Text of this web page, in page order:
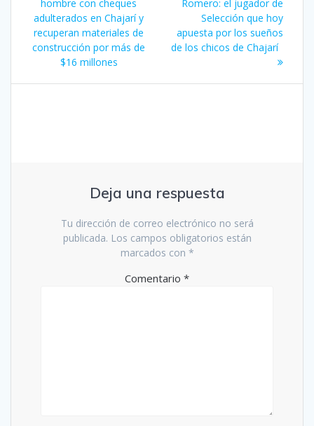
de
entradas
hombre con cheques
adulterados en Chajarí y
recuperan materiales de
construcción por más de
$16 millones
Romero: el jugador de
Selección que hoy
apuesta por los sueños
de los chicos de Chajarí
Deja una respuesta
Tu dirección de correo electrónico no será
publicada. Los campos obligatorios están
marcados con *
Comentario *